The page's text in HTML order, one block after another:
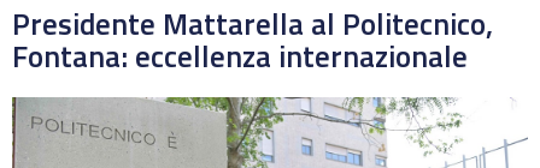
Presidente Mattarella al Politecnico,
Fontana: eccellenza internazionale